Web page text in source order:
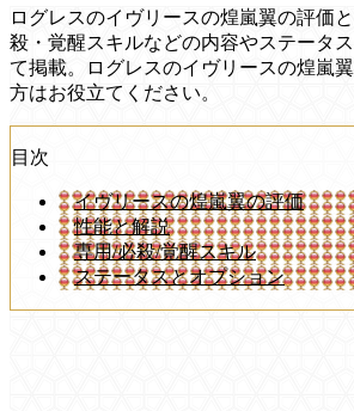
ログレスのイヴリースの煌嵐翼の評価
殺・覚醒スキルなどの内容やステータ
て掲載。ログレスのイヴリースの煌嵐
方はお役立てください。
目次
イヴリースの煌嵐翼の評価
性能と解説
専用/必殺/覚醒スキル
ステータスとオプション